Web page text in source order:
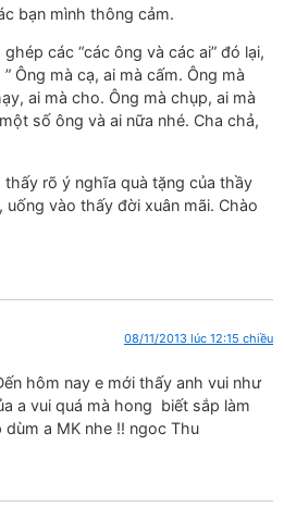
bạn mình thông cảm.
các “các ông và các ai” đó lại,
Ông mà cạ, ai mà cấm. Ông mà
ai mà cho. Ông mà chụp, ai mà
số ông và ai nữa nhé. Cha chả,
rõ ý nghĩa quà tặng của thầy
vào thấy đời xuân mãi. Chào
08/11/2013 lúc 12:15 chiều
hôm nay e mới thấy anh vui như
a vui quá mà hong biết sắp làm
a MK nhe !! ngoc Thu